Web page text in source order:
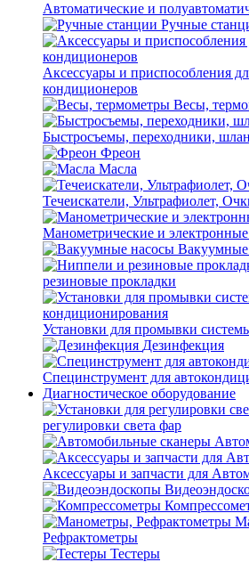
Автоматические и
Ручные
Аксессуары и приспособления
кондиционеров
Весы,
Быстросъемы, переходники,
Фреон
Масла
Течеискатели, Ультрафиолет,
Манометрические и
резиновые прокладки
Установки для промывки
Дезинфекция
Специнструмент для
Диагностическое оборудование
регулировки света фар
Аксессуары и запчасти для
Рефрактометры
Тестеры